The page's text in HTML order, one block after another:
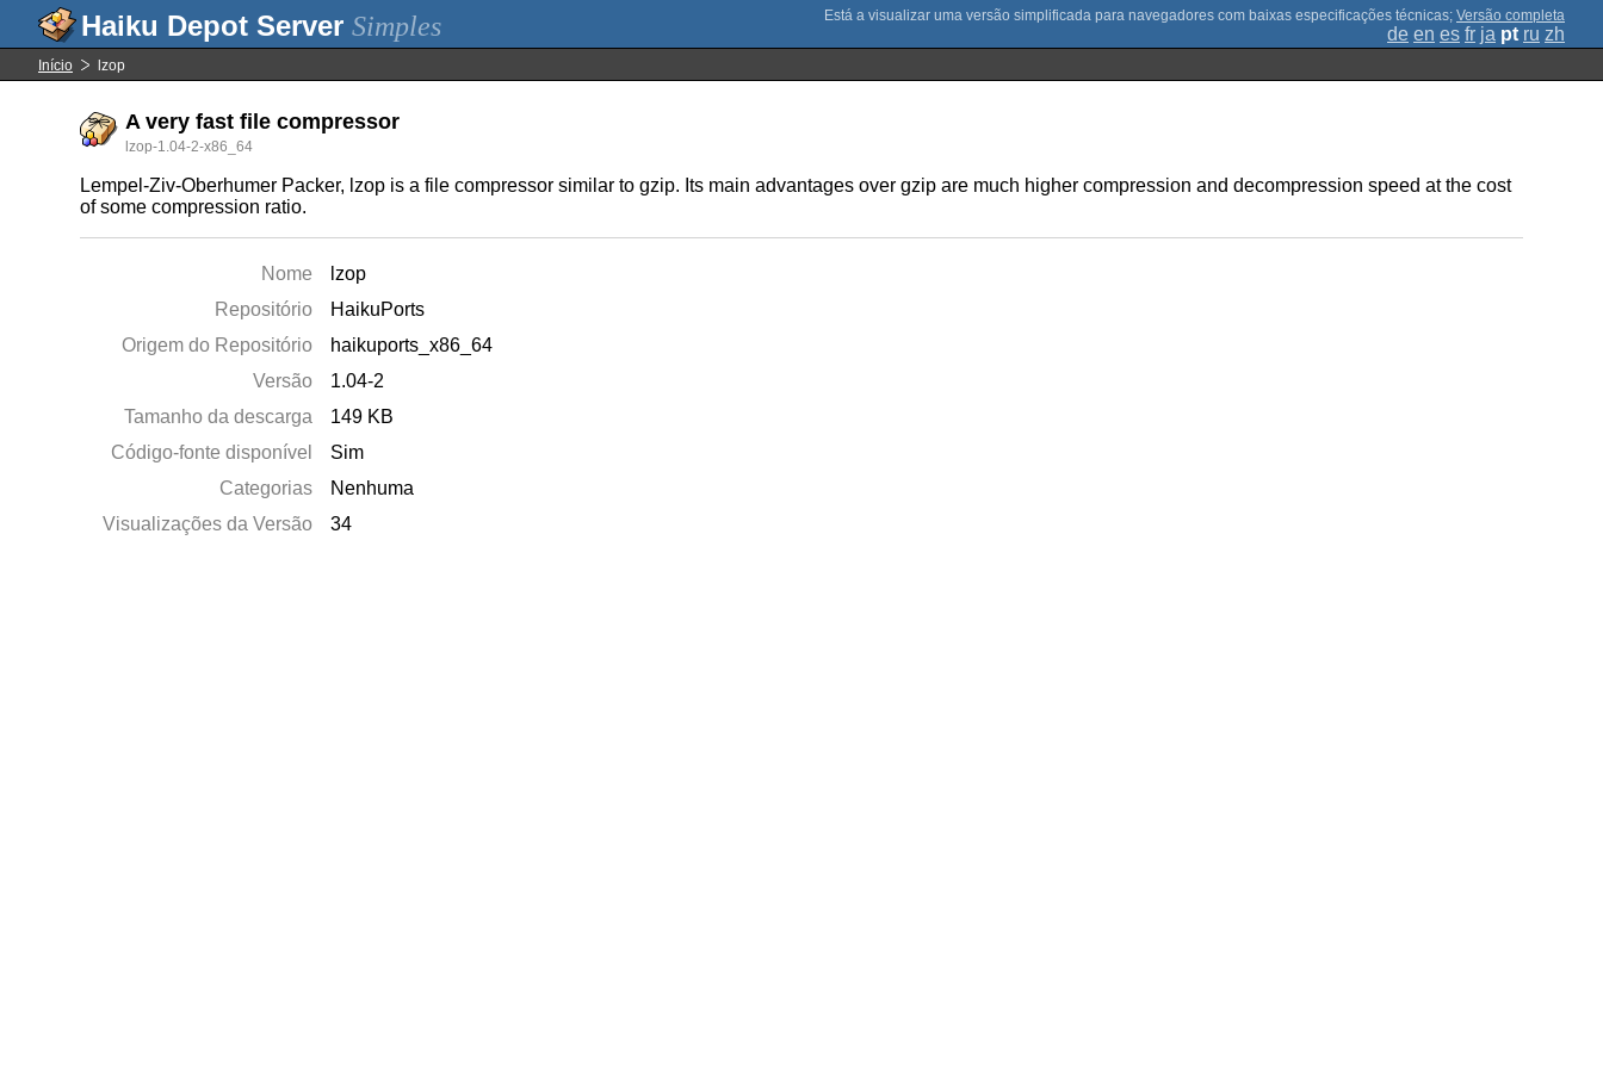
Simples ; Versão completa
de en es fr ja pt ru zh
Início lzop
A very fast file compressor
lzop-1.04-2-x86_64
Lempel-Ziv-Oberhumer Packer, lzop is a file compressor similar to gzip. Its main advantages over gzip are much higher compression and decompression speed at the cost
of some compression ratio.
Nome
lzop
Repositório
HaikuPorts
Origem do Repositório
haikuports_x86_64
Versão
1.04-2
Tamanho da descarga
149 KB
Código-fonte disponível
Sim
Categorias
Nenhuma
Visualizações da Versão
34